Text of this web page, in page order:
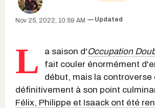
Nov 25, 2022, 10:59 AM Updated
L a saison d'Occupation
fait couler énormément
début, mais la controverse
définitivement à son point
Félix, Philippe et Isaack ont été